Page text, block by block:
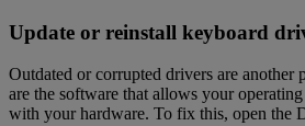
Update or reinstall keyboard
Outdated or corrupted drivers are
are the software that allows your
with your hardware. To fix this, open the